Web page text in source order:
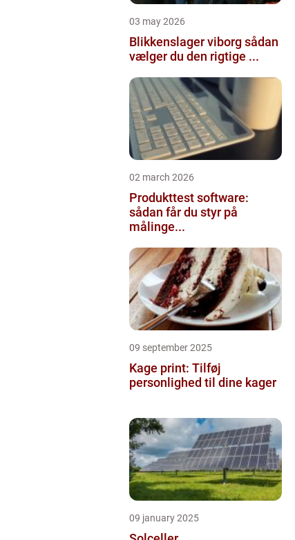
03 may 2026
Blikkenslager viborg sådan
vælger du den rigtige ...
02 march 2026
Produkttest software:
sådan får du styr på
målinge...
09 september 2025
Kage print: Tilføj
personlighed til dine kager
09 january 2025